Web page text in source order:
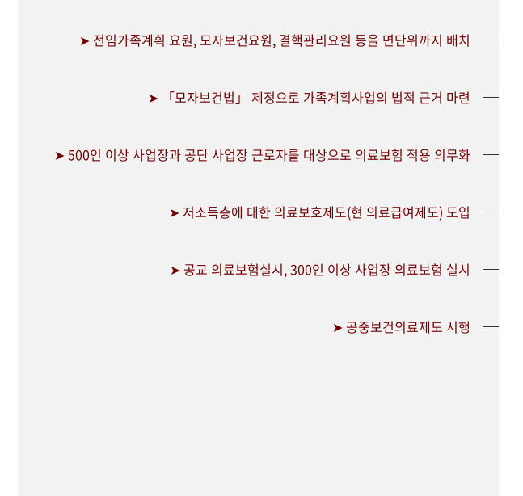
➤ 전임가족계획 요원, 모자보건요원, 결핵관리요원 등을 면단위까지 배치
➤ 「모자보건법」 제정으로 가족계획사업의 법적 근거 마련
➤ 500인 이상 사업장과 공단 사업장 근로자를 대상으로 의료보험 적용 의무화
➤ 저소득층에 대한 의료보호제도(현 의료급여제도) 도입
➤ 공교 의료보험실시, 300인 이상 사업장 의료보험 실시
➤ 공중보건의료제도 시행